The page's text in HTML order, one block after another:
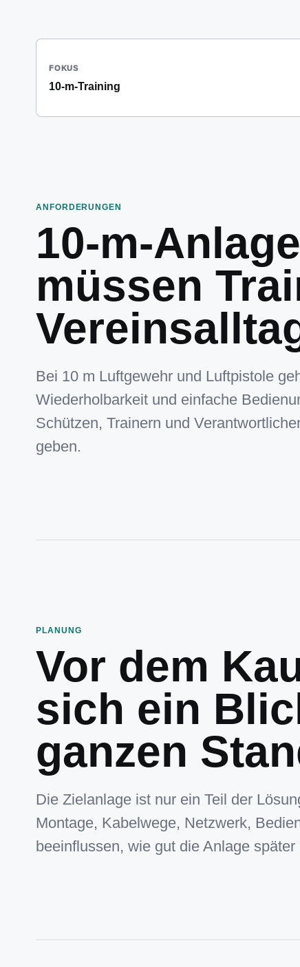
FOKUS
10-m-Training
ANFORDERUNGEN
10-m-
müssen
Bei 10 m Luftgewehr und Luftpistole
Wiederholbarkeit und einfache
Schützen, Trainern und
geben.
PLANUNG
Vor dem
sich ein
ganzen
Die Zielanlage ist nur ein Teil der
Montage, Kabelwege, Netzwerk,
beeinflussen, wie gut die Anlage